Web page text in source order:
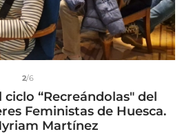
2/6
“Recreándolas" del
Feministas de Huesca.
Martínez